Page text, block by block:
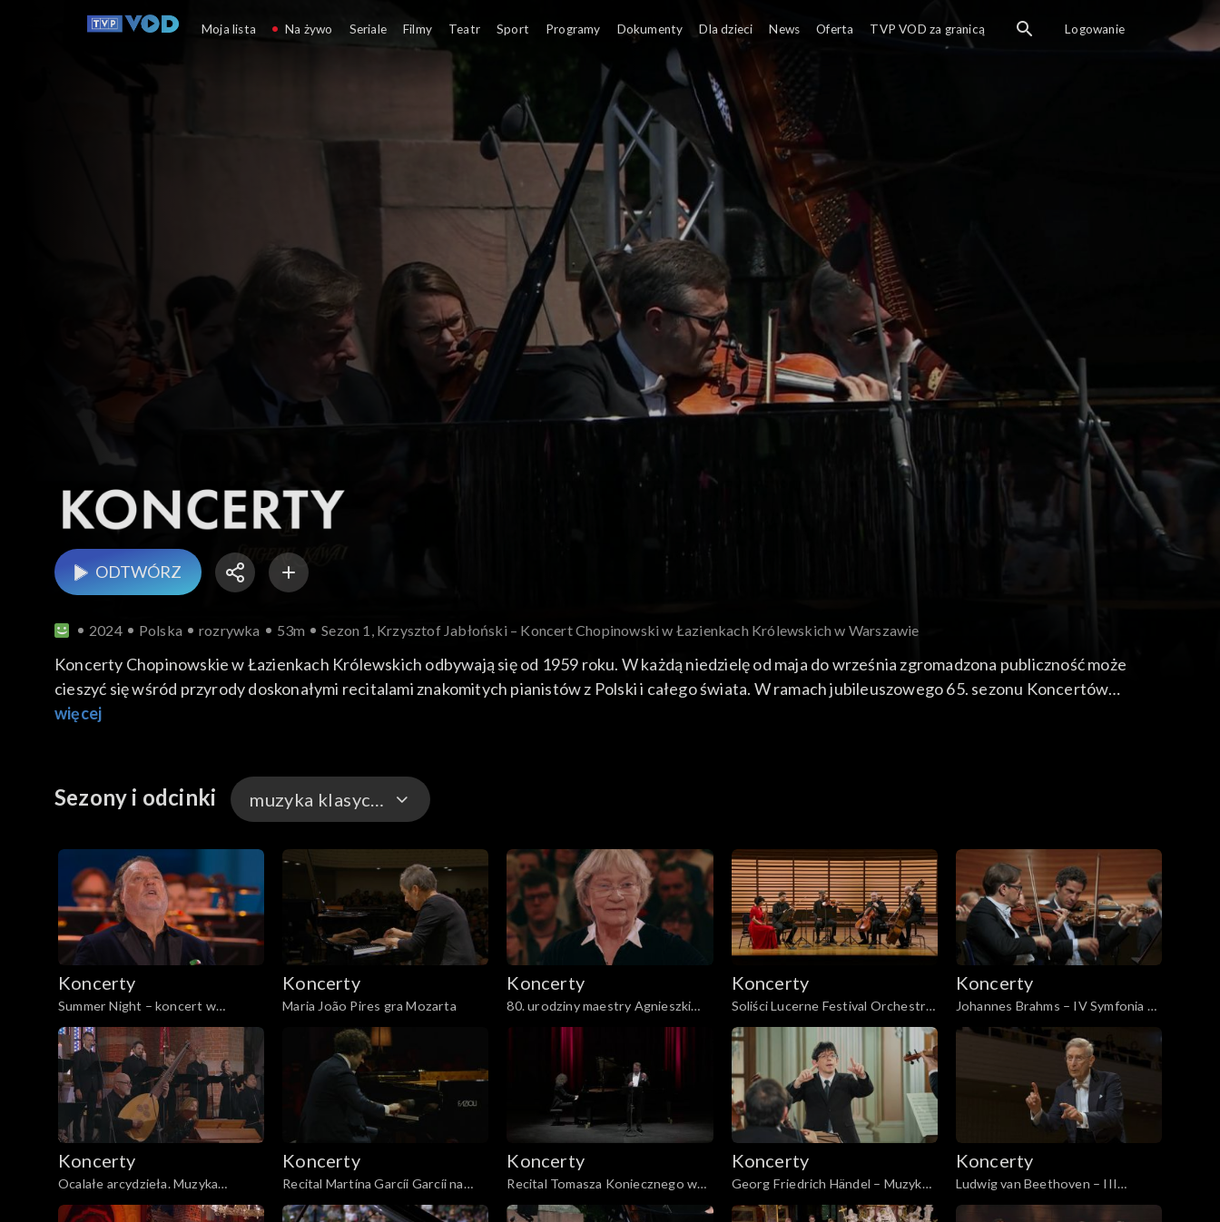
Koncerty
ODTWÓRZ
2024 Polska rozrywka 53m Sezon 1, Krzysztof Jabłoński – Koncert Chopinowski w Łazienkach Królewskich w Warszawie
Koncerty Chopinowskie w Łazienkach Królewskich odbywają się od 1959 roku. W każdą niedzielę od maja do września zgromadzona publiczność może
cieszyć się wśród przyrody doskonałymi recitalami znakomitych pianistów z Polski i całego świata. W ramach jubileuszowego 65. sezonu Koncertów
Chopinowskich w warszawskich Łazienkach wystąpił Krzysztof Jabłoński. Z towarzyszeniem orkiestry Sinfonia Varsovia pod batutą Marty Kluczyńskiej
więcej
Sezony i odcinki muzyka klasyczna
eklektyzm
muzyka filmowa
charytatywne
okolicznościowe
festiwalowe
wspominkowe
rozrywkowe
brzmienie rocka
jazz i world music
Koncerty
Summer Night – koncert w
Schönbrunn 2026
Koncerty
Maria João Pires gra Mozarta
Koncerty
80. urodziny maestry Agnieszki
Duczmal
Koncerty
Soliści Lucerne Festival Orchestra
– Dvořák i Debussy
Koncerty
Johannes Brahms – IV Symfonia e-
moll op. 98
Koncerty
Ocalałe arcydzieła. Muzyka
Marcina Mielczewskiego
Koncerty
Recital Martína Garcíi Garcíi na
XXXI Festiwalu im. Krystyny
Koncerty
Recital Tomasza Koniecznego w
Operze Wiedeńskiej
Koncerty
Georg Friedrich Händel – Muzyka
na wodzie HWV 348–350, Muzyka
Koncerty
Ludwig van Beethoven – III
Symfonia Es-dur op. 55 „Eroica”
Moja lista Na żywo Seriale Filmy Teatr Sport Programy Dokumenty Dla dzieci News Oferta TVP VOD za granicą Logowanie